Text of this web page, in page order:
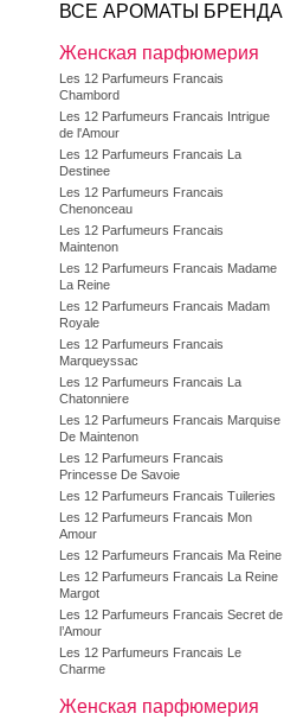
ВСЕ АРОМАТЫ БРЕНДА
Женская парфюмерия
Les 12 Parfumeurs Francais
Chambord
Les 12 Parfumeurs Francais Intrigue
de l'Amour
Les 12 Parfumeurs Francais La
Destinee
Les 12 Parfumeurs Francais
Chenonceau
Les 12 Parfumeurs Francais
Maintenon
Les 12 Parfumeurs Francais Madame
La Reine
Les 12 Parfumeurs Francais Madam
Royale
Les 12 Parfumeurs Francais
Marqueyssac
Les 12 Parfumeurs Francais La
Chatonniere
Les 12 Parfumeurs Francais Marquise
De Maintenon
Les 12 Parfumeurs Francais
Princesse De Savoie
Les 12 Parfumeurs Francais Tuileries
Les 12 Parfumeurs Francais Mon
Amour
Les 12 Parfumeurs Francais Ma Reine
Les 12 Parfumeurs Francais La Reine
Margot
Les 12 Parfumeurs Francais Secret de
l’Amour
Les 12 Parfumeurs Francais Le
Charme
Женская парфюмерия